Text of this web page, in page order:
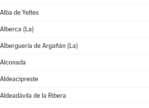
Alba de Yeltes
Alberca (La)
Alberguería de Argañán (La)
Alconada
Aldeacipreste
Aldeadávila de la Ribera